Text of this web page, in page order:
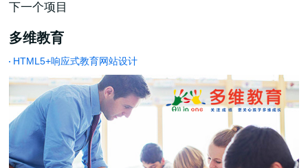
下一个项目
多维教育
HTML5+响应式教育网站设计